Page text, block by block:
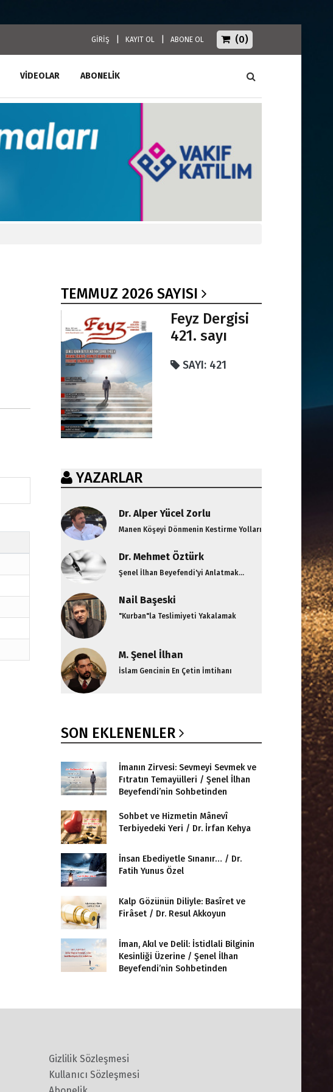
GİRİŞ KAYIT OL ABONE OL (0)
VIDEOLAR ABONELİK
TEMMUZ 2026 SAYISI
Feyz Dergisi
421. sayı
SAYI: 421
YAZARLAR
Dr. Alper Yücel Zorlu
Manen Köşeyi Dönmenin Kestirme Yolları
Dr. Mehmet Öztürk
Şenel İlhan Beyefendi'yi Anlatmak...
Nail Başeski
"Kurban"la Teslimiyeti Yakalamak
M. Şenel İlhan
İslam Gencinin En Çetin İmtihanı
SON EKLENENLER
İmanın Zirvesi: Sevmeyi Sevmek ve
Fıtratın Temayülleri / Şenel İlhan
Beyefendi’nin Sohbetinden
Sohbet ve Hizmetin Mânevî
Terbiyedeki Yeri / Dr. İrfan Kehya
İnsan Ebediyetle Sınanır… / Dr.
Fatih Yunus Özel
Kalp Gözünün Diliyle: Basîret ve
Firâset / Dr. Resul Akkoyun
İman, Akıl ve Delil: İstidlali Bilginin
Kesinliği Üzerine / Şenel İlhan
Beyefendi’nin Sohbetinden
Gizlilik Sözleşmesi
Kullanıcı Sözleşmesi